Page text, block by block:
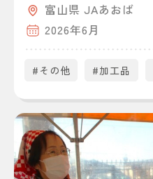
富山県 JAあおば
2026年6月
#その他 #加工品